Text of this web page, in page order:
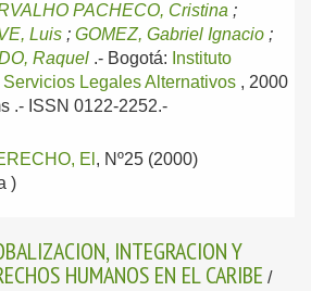
PACHECO, Cristina ;
Luis ; GOMEZ, Gabriel Ignacio ;
Raquel .- Bogotá: Instituto
Legales Alternativos , 2000
.- ISSN 0122-2252.-
El , Nº25 (2000)
)
INTEGRACION Y
HUMANOS EN EL CARIBE /